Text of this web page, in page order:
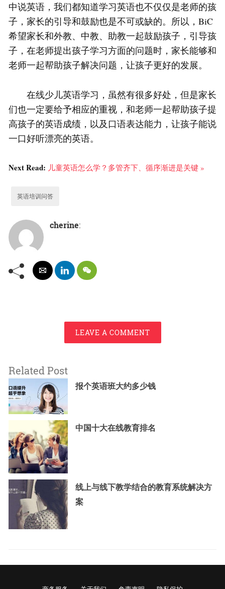
中说英语，我们都知道学习英语也不仅仅是老师的孩
子，家长的引导和鼓励也是不可或缺的。所以，BiC
希望家长和外教、中教、助教一起鼓励孩子，引导孩
子，在老师提出孩子学习方面的问题时，家长能够和
老师一起帮助孩子解决问题，让孩子更好的发展。
在线少儿英语学习，虽然有很多好处，但是家长
们也一定要给予相应的重视，和老师一起帮助孩子提
高孩子的英语成绩，以及口语表达能力，让孩子能说
一口好听漂亮的英语。
Next Read: 儿童英语怎么学？多管齐下、循序渐进是关键 »
英语培训问答
cherine:
LEAVE A COMMENT
Related Post
报个英语班大约多少钱
中国十大在线教育排名
线上与线下教学结合的教育系统解决方
案